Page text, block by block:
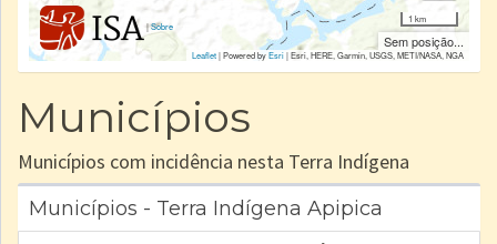
|Sobre
1 km
Sem posição...
Leaflet| Powered byEsri|Esri, HERE, Garmin, USGS, METI/NASA, NGA
Municípios
Municípios com incidência nesta Terra Indígena
Municípios - Terra Indígena Apipica